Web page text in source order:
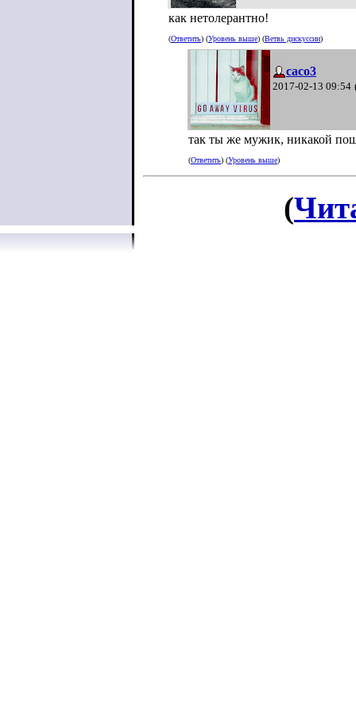
как нетолерантно!
(Ответить) (Уровень выше) (Ветвь дискуссии)
caco3
2017-02-13 09:54
так ты же мужик, никакой
(Ответить) (Уровень выше)
(